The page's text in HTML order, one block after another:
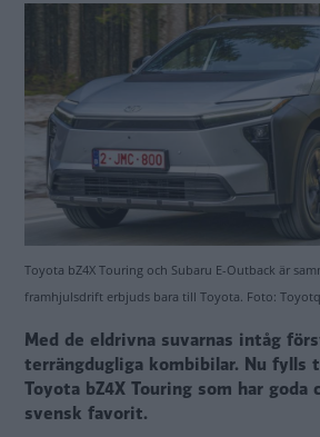
Toyota bZ4X Touring och Subaru E-Outback är
framhjulsdrift erbjuds bara till Toyota. Foto: Toyotq
Med de eldrivna suvarnas intåg
terrängdugliga kombibilar. Nu fylls
Toyota bZ4X Touring som har goda
svensk favorit.